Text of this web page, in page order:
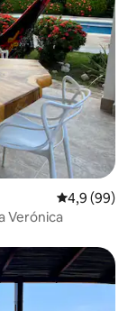
Évaluation
4,9 (99)
Verónica